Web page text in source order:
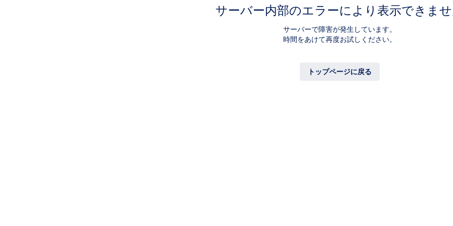
サーバー内部のエラーにより表示できま
サーバーで障害が発生しています。
時間をあけて再度お試しください。
トップページに戻る